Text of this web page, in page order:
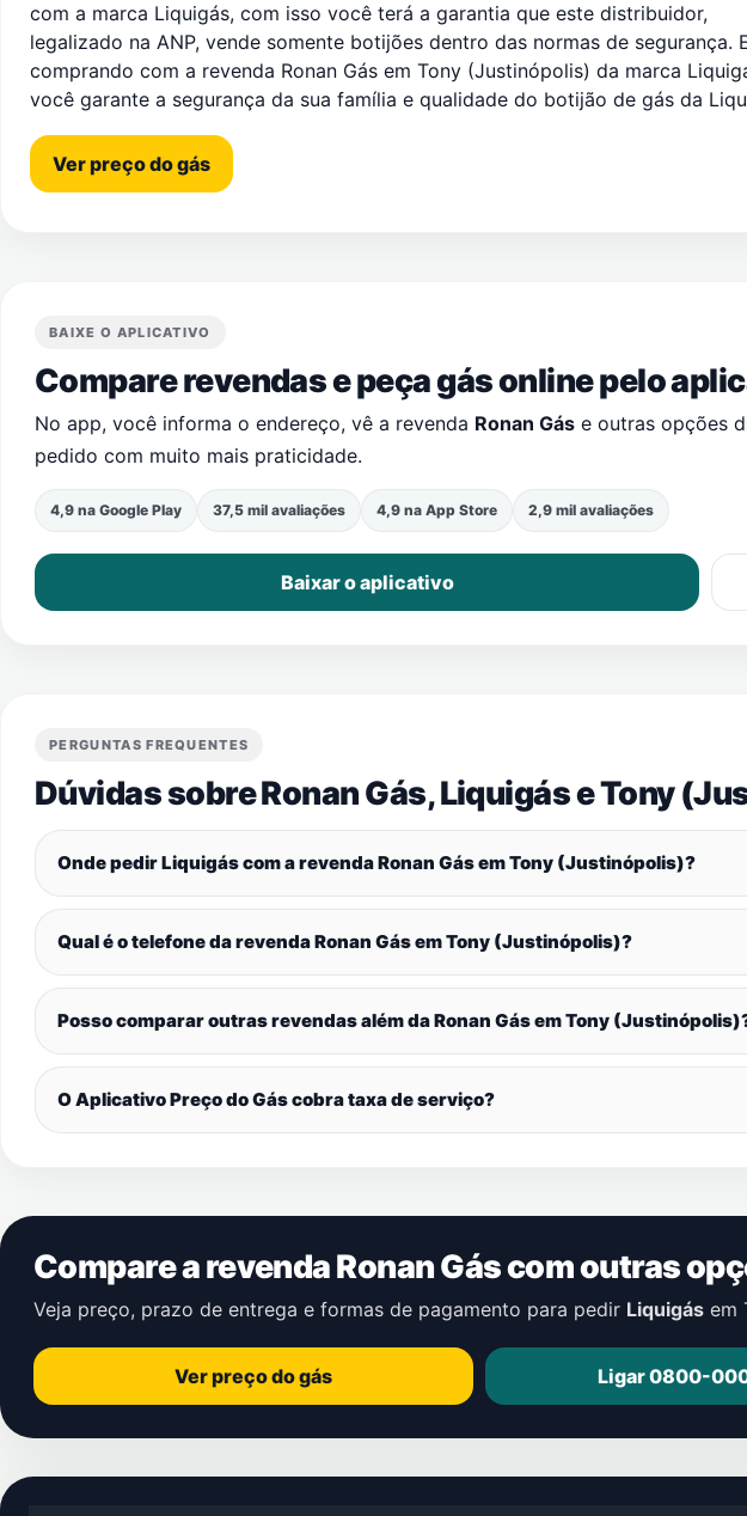
com a marca Liquigás, com isso você terá a garantia que este distribuidor,
legalizado na ANP, vende somente botijões dentro das normas de segurança.
comprando com a revenda Ronan Gás em Tony (Justinópolis) da marca
você garante a segurança da sua família e qualidade do botijão de gás da
Ver preço do gás
BAIXE O APLICATIVO
Compare revendas e peça gás online pelo
No app, você informa o endereço, vê a revenda Ronan Gás e outras opções
pedido com muito mais praticidade.
4,9 na Google Play 37,5 mil avaliações 4,9 na App Store 2,9 mil avaliações
Baixar o aplicativo
PERGUNTAS FREQUENTES
Dúvidas sobre Ronan Gás, Liquigás eTony
Onde pedir Liquigás com a revenda Ronan Gás emTony (Justinópolis)?
Qual é o telefone da revenda Ronan Gás emTony (Justinópolis)?
Posso comparar outras revendas além da Ronan Gás emTony (Justinópolis)
O Aplicativo Preço do Gás cobra taxa de serviço?
Compare a revenda Ronan Gás com outras
Veja preço, prazo de entrega e formas de pagamento para pedir Liquigás em
Ver preço do gás Ligar 0800-